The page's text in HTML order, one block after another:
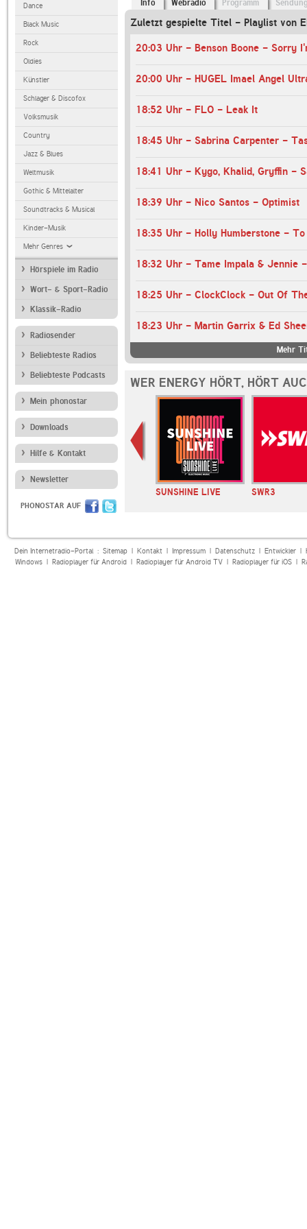
Dance
Black Music
Rock
Oldies
Künstler
Schlager & Discofox
Volksmusik
Country
Jazz & Blues
Weltmusik
Gothic & Mittelalter
Soundtracks & Musical
Kinder-Musik
Mehr Genres
Hörspiele im Radio
Wort- & Sport-Radio
Klassik-Radio
Radiosender
Beliebteste Radios
Beliebteste Podcasts
Mein phonostar
Downloads
Hilfe & Kontakt
Newsletter
PHONOSTAR AUF
Info Webradio Programm
Zuletzt gespielte Titel - Playlist von
18:52 Uhr - FLO - Leak It
18:45 Uhr - Sabrina Carpenter -
18:41 Uhr - Kygo, Khalid, Gryffin -
18:39 Uhr - Nico Santos - Optimist
18:35 Uhr - Holly Humberstone - To
18:25 Uhr - ClockClock - Out Of
18:23 Uhr - Martin Garrix & Ed
Mehr
WER ENERGY HÖRT, HÖRT
JAM FM SUNSHINE LIVE SWR3
Dein Internetradio-Portal : Sitemap| Kontakt| Impressum| Datenschutz| Entwickler|
Windows| Radioplayer für Android| Radioplayer für Android TV| Radioplayer für iOS|